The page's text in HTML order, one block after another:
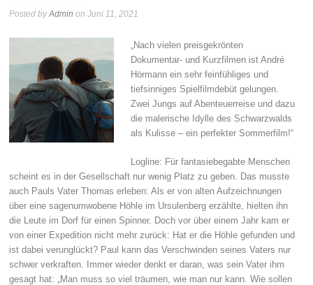
Posted byAdmin on Juni 11, 2021
„Nach vielen preisgekrönten
Dokumentar- und Kurzfilmen ist André
Hörmann ein sehr feinfühliges und
tiefsinniges Spielfilmdebüt gelungen.
Zwei Jungs auf Abenteuerreise und dazu
die malerische Idylle des Schwarzwalds
als Kulisse – ein perfekter Sommerfilm!“
Logline: Für fantasiebegabte Menschen
scheint es in der Gesellschaft nur wenig Platz zu geben. Das musste
auch Pauls Vater Thomas erleben: Als er von alten Aufzeichnungen
über eine sagenumwobene Höhle im Ursulenberg erzählte, hielten ihn
die Leute im Dorf für einen Spinner. Doch vor über einem Jahr kam er
von einer Expedition nicht mehr zurück: Hat er die Höhle gefunden und
ist dabei verunglückt? Paul kann das Verschwinden seines Vaters nur
schwer verkraften. Immer wieder denkt er daran, was sein Vater ihm
gesagt hat: „Man muss so viel träumen, wie man nur kann. Wie sollen